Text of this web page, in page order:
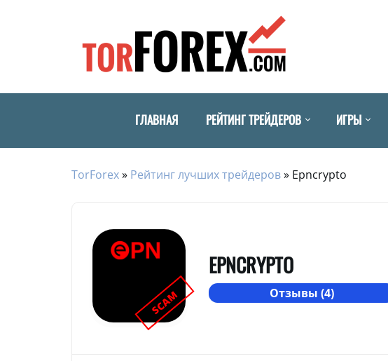
ГЛАВНАЯ РЕЙТИНГ ТРЕЙДЕРОВ ИГРЫ
TorForex» Рейтинг лучших трейдеров» Epncrypto
SCAM
EPNCRYPTO
Отзывы (4)